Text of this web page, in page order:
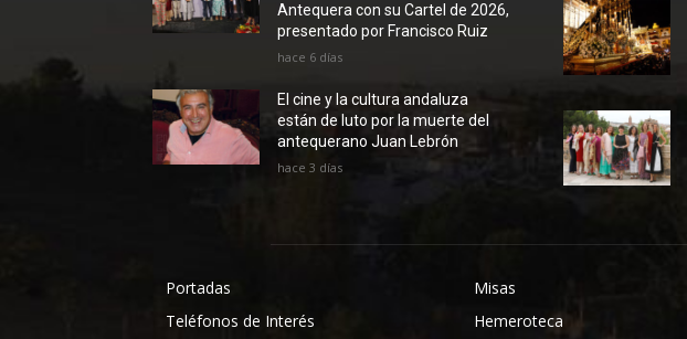
Antequera con su Cartel de 2026,
presentado por Francisco Ruiz
hace 6 días
El cine y la cultura andaluza
están de luto por la muerte del
antequerano Juan Lebrón
hace 3 días
Portadas
Teléfonos de Interés
Misas
Hemeroteca